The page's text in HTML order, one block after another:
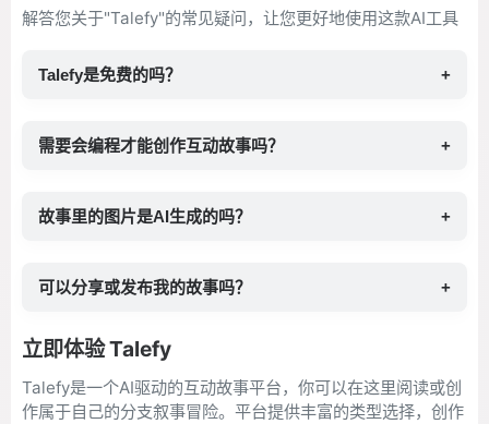
解答您关于"Talefy"的常见疑问，让您更好地使用这款AI工具
Talefy是免费的吗？ +
需要会编程才能创作互动故事吗？ +
故事里的图片是AI生成的吗？ +
可以分享或发布我的故事吗？ +
立即体验 Talefy
Talefy是一个AI驱动的互动故事平台，你可以在这里阅读或创
作属于自己的分支叙事冒险。平台提供丰富的类型选择，创作